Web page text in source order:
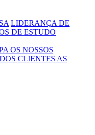
LIDERANÇA DE
DE ESTUDO
OS NOSSOS
CLIENTES AS